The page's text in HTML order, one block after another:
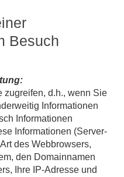
Besuch
zugreifen, d.h., wenn Sie
Informationen
Informationen
Informationen (Server-
des Webbrowsers,
den Domainnamen
Ihre IP-Adresse und